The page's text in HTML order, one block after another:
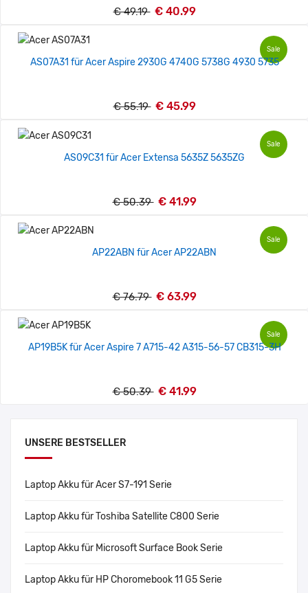
UNSERE BESTSELLER
Laptop Akku für Acer S7-191 Serie
Laptop Akku für Toshiba Satellite C800 Serie
Laptop Akku für Microsoft Surface Book Serie
Laptop Akku für HP Choromebook 11 G5 Serie
€ 49.19 € 40.99
Sale
AS07A31 für Acer Aspire 2930G 4740G 5738G 4930 5735
€ 55.19 € 45.99
Sale
AS09C31 für Acer Extensa 5635Z 5635ZG
€ 50.39 € 41.99
Sale
AP22ABN für Acer AP22ABN
€ 76.79 € 63.99
Sale
AP19B5K für Acer Aspire 7 A715-42 A315-56-57 CB315-3H
€ 50.39 € 41.99